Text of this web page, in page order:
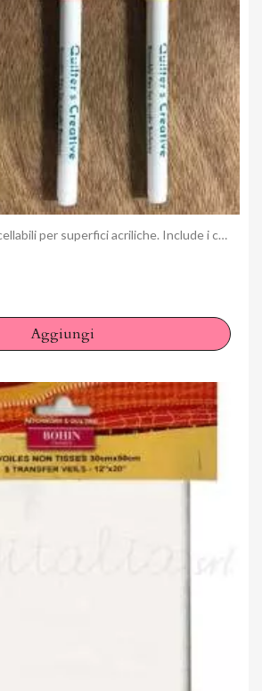
Anteprima Set di 3 penne cancellabili per superfici acriliche. Include i colori blu, rosso e giallo.
Aggiungi